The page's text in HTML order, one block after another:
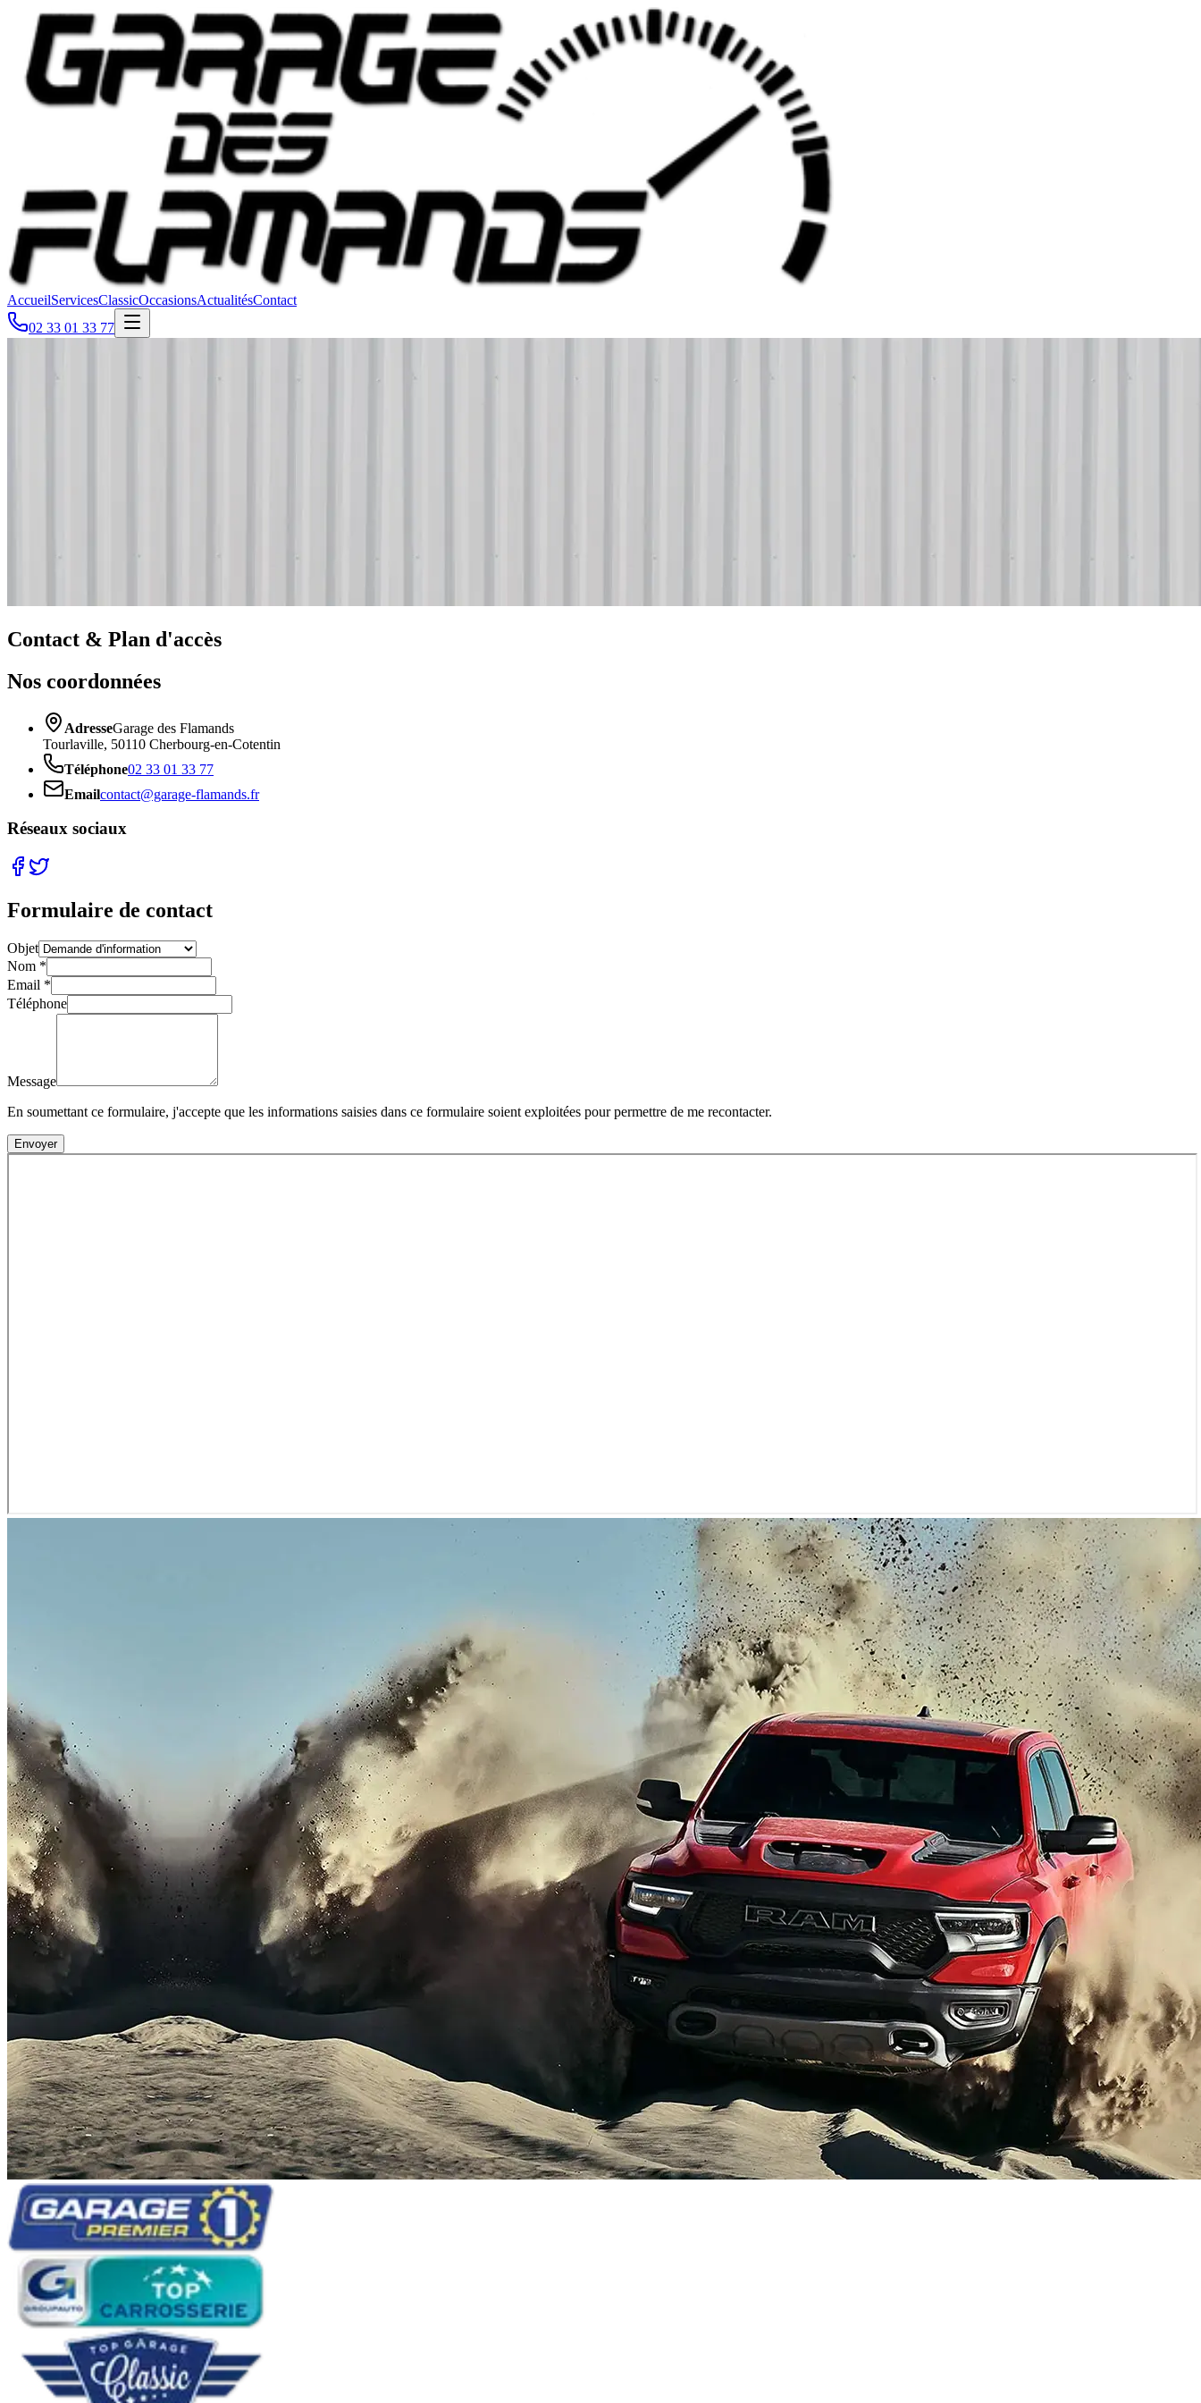
AccueilServicesClassicOccasionsActualitésContact
02 33 01 33 77
Contact & Plan d'accès
Nos coordonnées
AdresseGarage des Flamands
Tourlaville, 50110 Cherbourg-en-Cotentin
Téléphone02 33 01 33 77
Emailcontact@garage-flamands.fr
Réseaux sociaux
Formulaire de contact
Objet
Nom *
Email *
Téléphone
Message
En soumettant ce formulaire, j'accepte que les informations saisies dans ce formulaire soient exploitées pour permettre de me recontacter.
Envoyer